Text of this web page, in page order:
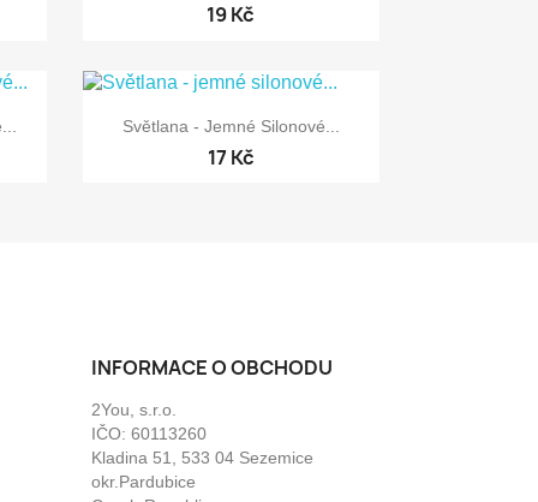
19 Kč
Rychlý náhled
Světlana - Jemné Silonové...
17 Kč
INFORMACE O OBCHODU
2You, s.r.o.
IČO: 60113260
Kladina 51, 533 04 Sezemice
okr.Pardubice